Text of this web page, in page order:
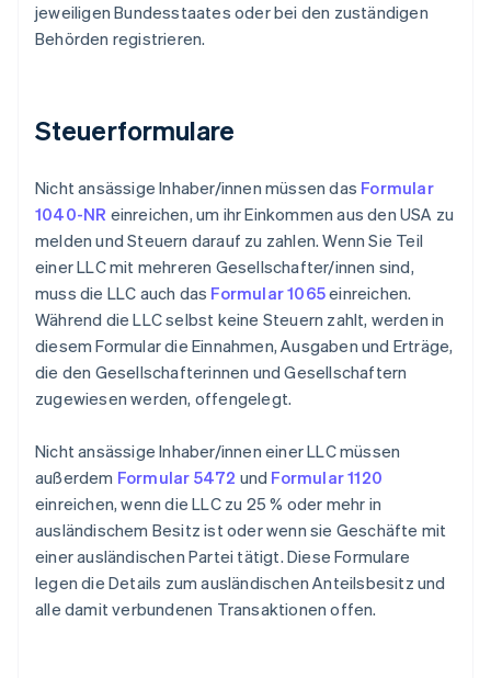
jeweiligen Bundesstaates oder bei den zuständigen
Behörden registrieren.
Steuerformulare
Nicht ansässige Inhaber/innen müssen das Formular
1040-NR einreichen, um ihr Einkommen aus den USA zu
melden und Steuern darauf zu zahlen. Wenn Sie Teil
einer LLC mit mehreren Gesellschafter/innen sind,
muss die LLC auch das Formular 1065einreichen.
Während die LLC selbst keine Steuern zahlt, werden in
diesem Formular die Einnahmen, Ausgaben und Erträge,
die den Gesellschafterinnen und Gesellschaftern
zugewiesen werden, offengelegt.
Nicht ansässige Inhaber/innen einer LLC müssen
außerdem Formular 5472 und Formular 1120
einreichen, wenn die LLC zu 25 % oder mehr in
ausländischem Besitz ist oder wenn sie Geschäfte mit
einer ausländischen Partei tätigt. Diese Formulare
legen die Details zum ausländischen Anteilsbesitz und
alle damit verbundenen Transaktionen offen.